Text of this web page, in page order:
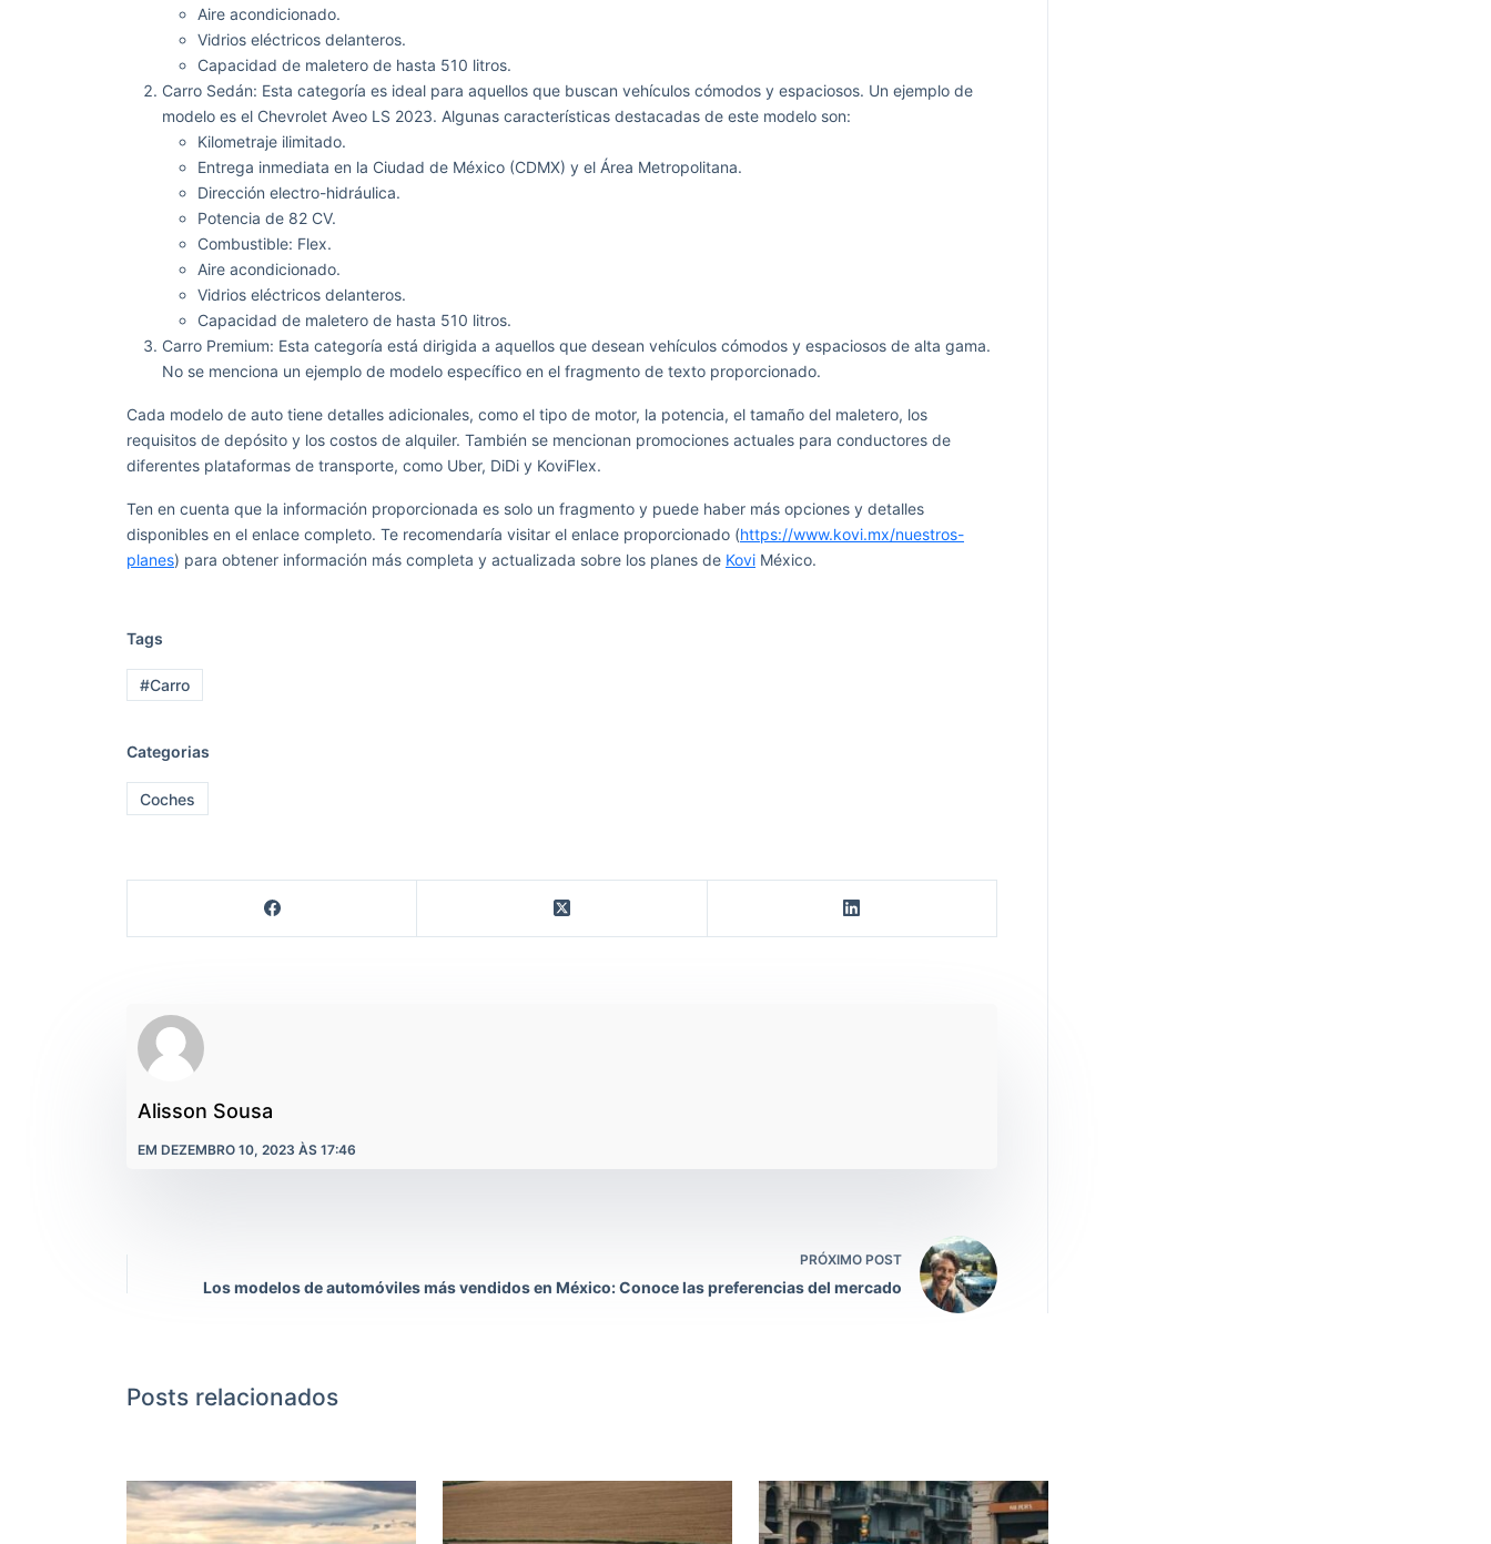
Aire acondicionado.
Vidrios eléctricos delanteros.
Capacidad de maletero de hasta 510 litros.
Carro Sedán: Esta categoría es ideal para aquellos que buscan vehículos cómodos y espaciosos. Un ejemplo de
modelo es el Chevrolet Aveo LS 2023. Algunas características destacadas de este modelo son:
Kilometraje ilimitado.
Entrega inmediata en la Ciudad de México (CDMX) y el Área Metropolitana.
Dirección electro-hidráulica.
Potencia de 82 CV.
Combustible: Flex.
Aire acondicionado.
Vidrios eléctricos delanteros.
Capacidad de maletero de hasta 510 litros.
Carro Premium: Esta categoría está dirigida a aquellos que desean vehículos cómodos y espaciosos de alta gama.
No se menciona un ejemplo de modelo específico en el fragmento de texto proporcionado.
Cada modelo de auto tiene detalles adicionales, como el tipo de motor, la potencia, el tamaño del maletero, los
requisitos de depósito y los costos de alquiler. También se mencionan promociones actuales para conductores de
diferentes plataformas de transporte, como Uber, DiDi y KoviFlex.
Ten en cuenta que la información proporcionada es solo un fragmento y puede haber más opciones y detalles
disponibles en el enlace completo. Te recomendaría visitar el enlace proporcionado (https://www.kovi.mx/nuestros-
planes) para obtener información más completa y actualizada sobre los planes de Kovi México.
Tags
#Carro
Categorias
Coches
Alisson Sousa
EM DEZEMBRO 10, 2023 ÀS 17:46
PRÓXIMO POST
Los modelos de automóviles más vendidos en México: Conoce las preferencias del mercado
Posts relacionados